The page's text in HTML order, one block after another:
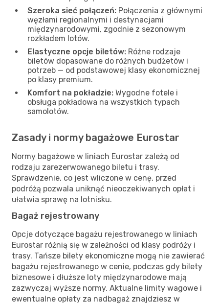
Szeroka sieć połączeń: Połączenia z głównymi
węzłami regionalnymi i destynacjami
międzynarodowymi, zgodnie z sezonowym
rozkładem lotów.
Elastyczne opcje biletów: Różne rodzaje
biletów dopasowane do różnych budżetów i
potrzeb — od podstawowej klasy ekonomicznej
po klasy premium.
Komfort na pokładzie: Wygodne fotele i
obsługa pokładowa na wszystkich typach
samolotów.
Zasady i normy bagażowe Eurostar
Normy bagażowe w liniach Eurostar zależą od
rodzaju zarezerwowanego biletu i trasy.
Sprawdzenie, co jest wliczone w cenę, przed
podróżą pozwala uniknąć nieoczekiwanych opłat i
ułatwia sprawę na lotnisku.
Bagaż rejestrowany
Opcje dotyczące bagażu rejestrowanego w liniach
Eurostar różnią się w zależności od klasy podróży i
trasy. Tańsze bilety ekonomiczne mogą nie zawierać
bagażu rejestrowanego w cenie, podczas gdy bilety
biznesowe i dłuższe loty międzynarodowe mają
zazwyczaj wyższe normy. Aktualne limity wagowe i
ewentualne opłaty za nadbagaż znajdziesz w